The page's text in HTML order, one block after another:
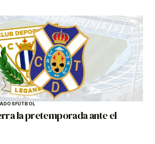
FÚTBOL
la pretemporada ante el